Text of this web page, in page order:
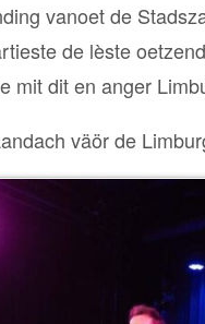
vanoet de
de lèste
mit dit en anger
väör de